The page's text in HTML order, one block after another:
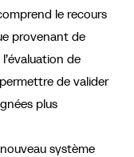
le recours
provenant de
de
de valider
plus
système